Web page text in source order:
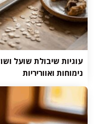
עוגיות שיבולת שועל
נימוחות ואווריריות